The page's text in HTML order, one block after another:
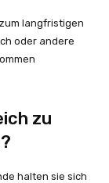
langfristigen
oder andere
zu
halten sie sich